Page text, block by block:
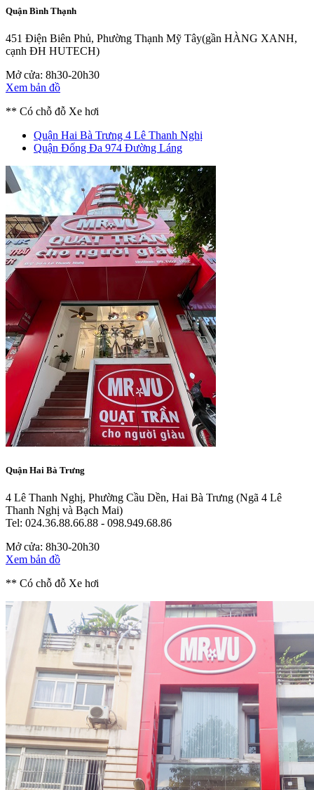
Quận Bình Thạnh
451 Điện Biên Phủ, Phường Thạnh Mỹ Tây(gần HÀNG XANH,
cạnh ĐH HUTECH)
Mở cửa: 8h30-20h30
Xem bản đồ
** Có chỗ đỗ Xe hơi
Quận Hai Bà Trưng 4 Lê Thanh Nghị
Quận Đống Đa 974 Đường Láng
Quận Hai Bà Trưng
4 Lê Thanh Nghị, Phường Cầu Dền, Hai Bà Trưng (Ngã 4 Lê
Thanh Nghị và Bạch Mai)
Tel: 024.36.88.66.88 - 098.949.68.86
Mở cửa: 8h30-20h30
Xem bản đồ
** Có chỗ đỗ Xe hơi